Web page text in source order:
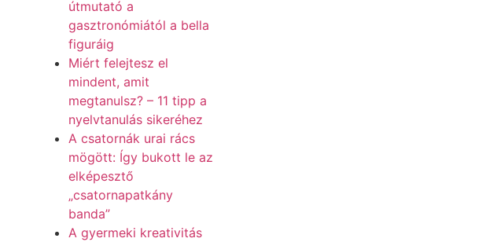
útmutató a
gasztronómiától a bella
figuráig
Miért felejtesz el
mindent, amit
megtanulsz? – 11 tipp a
nyelvtanulás sikeréhez
A csatornák urai rács
mögött: Így bukott le az
elképesztő
„csatornapatkány
banda”
A gyermeki kreativitás